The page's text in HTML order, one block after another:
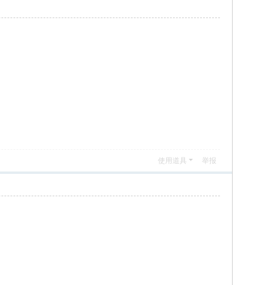
使用道具 举报